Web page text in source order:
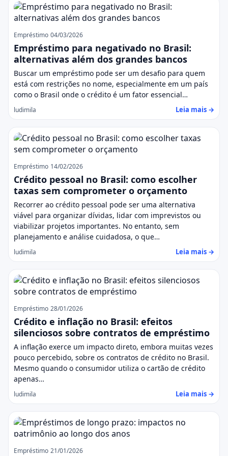
Empréstimo 04/03/2026
Empréstimo para negativado no Brasil:
alternativas além dos grandes bancos
Buscar um empréstimo pode ser um desafio para quem
está com restrições no nome, especialmente em um país
como o Brasil onde o crédito é um fator essencial…
ludimila Leia mais →
Empréstimo 14/02/2026
Crédito pessoal no Brasil: como escolher
taxas sem comprometer o orçamento
Recorrer ao crédito pessoal pode ser uma alternativa
viável para organizar dívidas, lidar com imprevistos ou
viabilizar projetos importantes. No entanto, sem
planejamento e análise cuidadosa, o que…
ludimila Leia mais →
Empréstimo 28/01/2026
Crédito e inflação no Brasil: efeitos
silenciosos sobre contratos de empréstimo
A inflação exerce um impacto direto, embora muitas vezes
pouco percebido, sobre os contratos de crédito no Brasil.
Mesmo quando o consumidor utiliza o cartão de crédito
apenas…
ludimila Leia mais →
Empréstimo 21/01/2026